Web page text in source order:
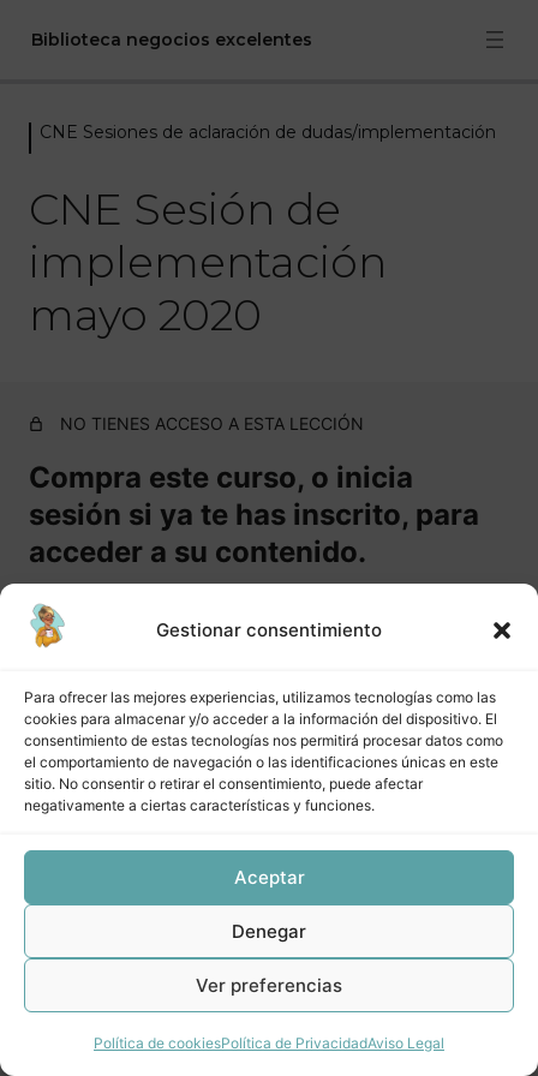
Gestionar consentimiento
Para ofrecer las mejores experiencias, utilizamos tecnologías como las
cookies para almacenar y/o acceder a la información del dispositivo. El
consentimiento de estas tecnologías nos permitirá procesar datos como
el comportamiento de navegación o las identificaciones únicas en este
sitio. No consentir o retirar el consentimiento, puede afectar
negativamente a ciertas características y funciones.
Aceptar
Denegar
Ver preferencias
Política de cookiesPolítica de PrivacidadAviso Legal
Biblioteca negocios excelentes
CNE Bienvenida
CNE masterclass mensual
22 lecciones
CNE Sesiones de aclaración de
dudas/implementación
CNE Sesión de aclaración de dudas enero 2020
CNE Sesión aclaración de dudas diciembre 2019
CNE Club de lectura Slow Reading
9 lecciones
4 lecciones
CNE Bonus
3 lecciones
CNE Sesiones de aclaración de dudas/implementación
CNE Sesión de
implementación
mayo 2020
NO TIENES ACCESO A ESTA LECCIÓN
Compra este curso, o inicia
sesión si ya te has inscrito, para
acceder a su contenido.
Comprar curso
Inicia sesión